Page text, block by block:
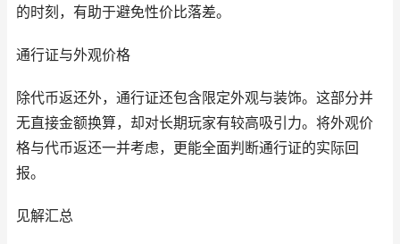
的时刻，有助于避免性价比落差。
通行证与外观价格
除代币返还外，通行证还包含限定外观与装饰。这部分并
无直接金额换算，却对长期玩家有较高吸引力。将外观价
格与代币返还一并考虑，更能全面判断通行证的实际回
报。
见解汇总